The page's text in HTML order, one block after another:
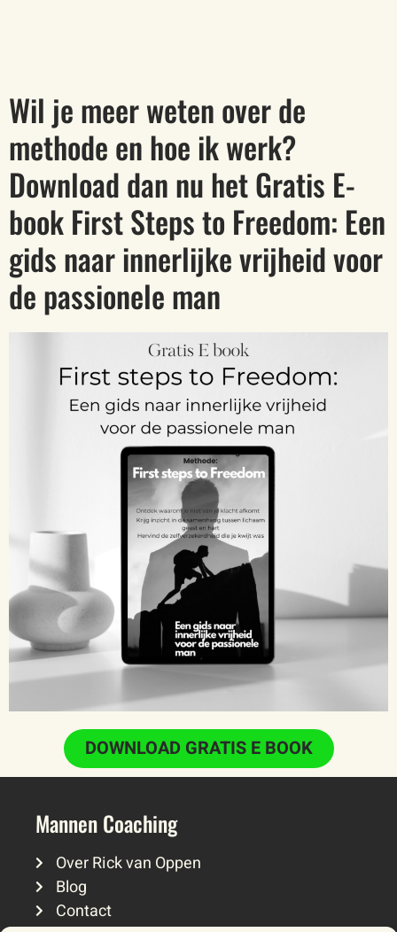
Wil je meer weten over de
methode en hoe ik werk?
Download dan nu het Gratis E-
book First Steps to Freedom: Een
gids naar innerlijke vrijheid voor
de passionele man
DOWNLOAD GRATIS E BOOK
Mannen Coaching
Over Rick van Oppen
Blog
Contact